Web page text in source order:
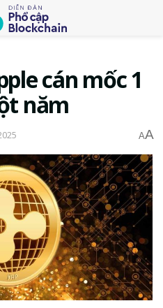
cán mốc 1
năm
AA